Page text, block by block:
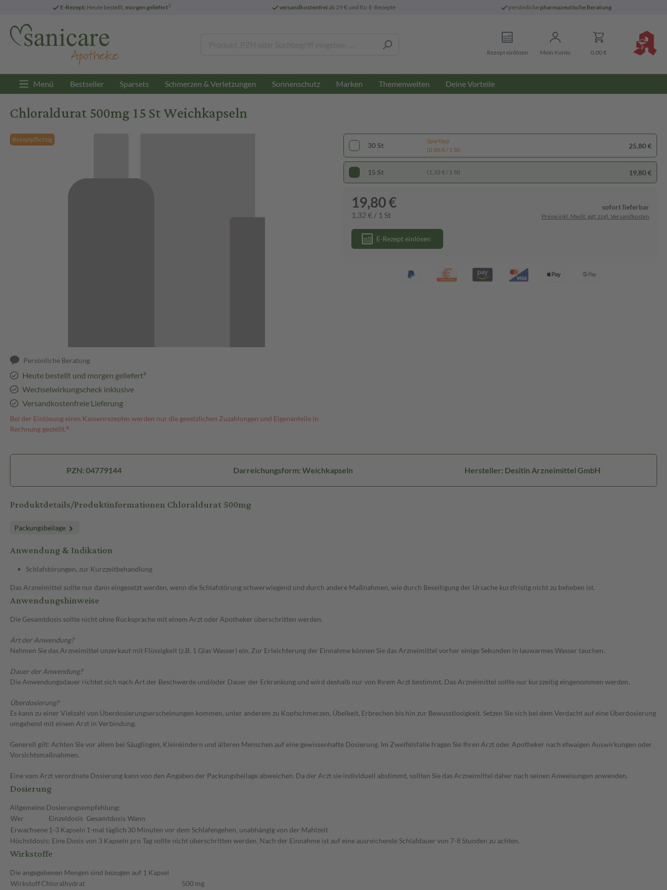
E-Rezept: Heute bestellt, morgen geliefert3 versandkostenfreiab 29 € und für E-Rezepte persönliche pharmazeutische Beratung
Rezept einlösen Mein Konto 0,00 €
Menü Bestseller Sparsets Schmerzen & Verletzungen Sonnenschutz Marken Themenwelten Deine Vorteile
Chloraldurat 500mg 15 St Weichkapseln
Rezeptpflichtig
Persönliche Beratung
Heute bestellt und morgen geliefert³
Wechselwirkungscheck inklusive
Versandkostenfreie Lieferung
Bei der Einlösung eines Kassenrezeptes werden nur die gesetzlichen Zuzahlungen und Eigenanteile in
Rechnung gestellt.⁴
30 St
Spartipp
(0,86 € / 1 St)
25,80 €
15 St (1,32 € / 1 St) 19,80 €
19,80 €
1,32 € / 1 St
sofort lieferbar
Preise inkl. MwSt. ggf. zzgl. Versandkosten
E-Rezept einlösen
PZN: 04779144 Darreichungsform: Weichkapseln Hersteller: Desitin Arzneimittel GmbH
Produktdetails/Produktinformationen Chloraldurat 500mg
Packungsbeilage
Anwendung & Indikation
Schlafstörungen, zur Kurzzeitbehandlung
Das Arzneimittel sollte nur dann eingesetzt werden, wenn die Schlafstörung schwerwiegend und durch andere Maßnahmen, wie durch Beseitigung der Ursache kurzfristig nicht zu beheben ist.
Anwendungshinweise
Die Gesamtdosis sollte nicht ohne Rücksprache mit einem Arzt oder Apotheker überschritten werden.
Art der Anwendung?
Nehmen Sie das Arzneimittel unzerkaut mit Flüssigkeit (z.B. 1 Glas Wasser) ein. Zur Erleichterung der Einnahme können Sie das Arzneimittel vorher einige Sekunden in lauwarmes Wasser tauchen.
Dauer der Anwendung?
Die Anwendungsdauer richtet sich nach Art der Beschwerde und/oder Dauer der Erkrankung und wird deshalb nur von Ihrem Arzt bestimmt. Das Arzneimittel sollte nur kurzzeitig eingenommen werden.
Überdosierung?
Es kann zu einer Vielzahl von Überdosierungserscheinungen kommen, unter anderem zu Kopfschmerzen, Übelkeit, Erbrechen bis hin zur Bewusstlosigkeit. Setzen Sie sich bei dem Verdacht auf eine Überdosierung
umgehend mit einem Arzt in Verbindung.
Generell gilt: Achten Sie vor allem bei Säuglingen, Kleinkindern und älteren Menschen auf eine gewissenhafte Dosierung. Im Zweifelsfalle fragen Sie Ihren Arzt oder Apotheker nach etwaigen Auswirkungen oder
Vorsichtsmaßnahmen.
Eine vom Arzt verordnete Dosierung kann von den Angaben der Packungsbeilage abweichen. Da der Arzt sie individuell abstimmt, sollten Sie das Arzneimittel daher nach seinen Anweisungen anwenden.
Dosierung
Allgemeine Dosierungsempfehlung:
Wer
Einzeldosis Gesamtdosis Wann
Erwachsene 1-3 Kapseln 1-mal täglich 30 Minuten vor dem Schlafengehen, unabhängig von der Mahlzeit
Höchstdosis: Eine Dosis von 3 Kapseln pro Tag sollte nicht überschritten werden. Nach der Einnahme ist auf eine ausreichende Schlafdauer von 7-8 Stunden zu achten.
Wirkstoffe
Die angegebenen Mengen sind bezogen auf 1 Kapsel
WirkstoffChloralhydrat
500 mg